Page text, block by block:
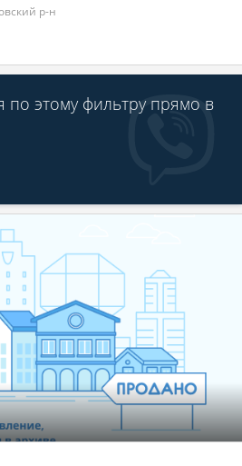
р-н
этому фильтру прямо в